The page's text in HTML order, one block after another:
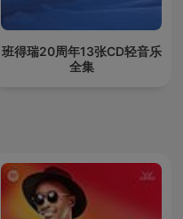
班得瑞20周年13张CD轻音乐
全集